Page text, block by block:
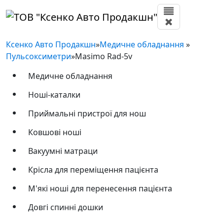
Ксенко Авто Продакшн»Медичне обладнання »
Пульсоксиметри»Masimo Rad-5v
Медичне обладнання
Ноші-каталки
Приймальні пристрої для нош
Ковшові ноші
Вакуумні матраци
Крісла для переміщення пацієнта
М'які ноші для перенесення пацієнта
Довгі спинні дошки